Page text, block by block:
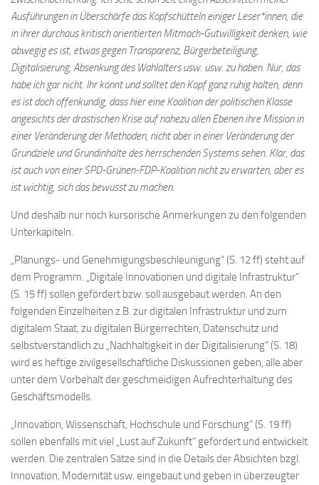
Ausführungen in Überschärfe das Kopfschütteln einiger Leser*innen, die
in ihrer durchaus kritisch orientierten Mitmach-Gutwilligkeit denken, wie
abwegig es ist, etwas gegen Transparenz, Bürgerbeteiligung,
Digitalisierung, Absenkung des Wahlalters usw. usw. zu haben. Nur, das
habe ich gar nicht. Ihr könnt und solltet den Kopf ganz ruhig halten, denn
es ist doch offenkundig, dass hier eine Koalition der politischen Klasse
angesichts der drastischen Krise auf nahezu allen Ebenen ihre Mission in
einer Veränderung der Methoden, nicht aber in einer Veränderung der
Grundziele und Grundinhalte des herrschenden Systems sehen. Klar, das
ist auch von einer SPD-Grünen-FDP-Koalition nicht zu erwarten, aber es
ist wichtig, sich das bewusst zu machen.
Und deshalb nur noch kursorische Anmerkungen zu den folgenden
Unterkapiteln.
„Planungs- und Genehmigungsbeschleunigung“ (S. 12 ff) steht auf
dem Programm. „Digitale Innovationen und digitale Infrastruktur“
(S. 15 ff) sollen gefördert bzw. soll ausgebaut werden. An den
folgenden Einzelheiten z.B. zur digitalen Infrastruktur und zum
digitalem Staat, zu digitalen Bürgerrechten, Datenschutz und
selbstverständlich zu „Nachhaltigkeit in der Digitalisierung“ (S. 18)
wird es heftige zivilgesellschaftliche Diskussionen geben, alle aber
unter dem Vorbehalt der geschmeidigen Aufrechterhaltung des
Geschäftsmodells.
„Innovation, Wissenschaft, Hochschule und Forschung“ (S. 19 ff)
sollen ebenfalls mit viel „Lust auf Zukunft“ gefördert und entwickelt
werden. Die zentralen Sätze sind in die Details der Absichten bzgl.
Innovation, Modernität usw. eingebaut und geben in überzeugter